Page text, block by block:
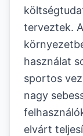
terveztek.
használat
sportos
nagy
elvárt